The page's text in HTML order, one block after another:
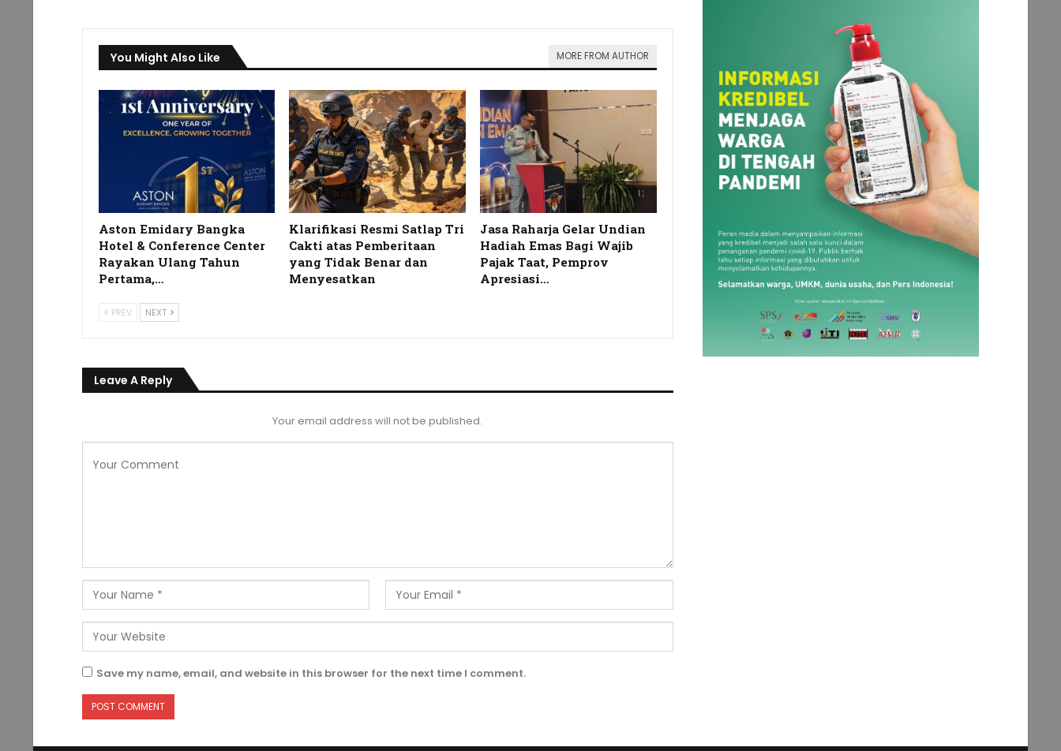
You Might Also Like MORE FROM AUTHOR
Aston Emidary Bangka
Hotel & Conference Center
Rayakan Ulang Tahun
Pertama,…
Klarifikasi Resmi Satlap Tri
Cakti atas Pemberitaan
yang Tidak Benar dan
Menyesatkan
Jasa Raharja Gelar Undian
Hadiah Emas Bagi Wajib
Pajak Taat, Pemprov
Apresiasi…
PREV NEXT
Leave A Reply
Your email address will not be published.
Save my name, email, and website in this browser for the next time I comment.